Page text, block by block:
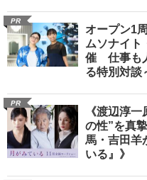
PR
オープン1
ムソナイト
催 仕事も
る特別対談
PR
《渡辺淳
の性”を真
馬・吉田羊
いる』》